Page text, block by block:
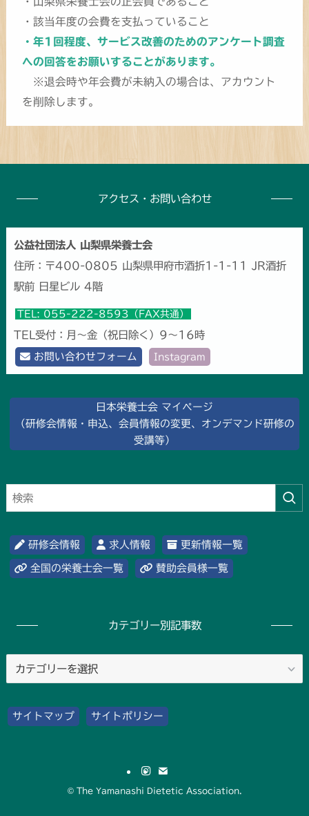
・該当年度の会費を支払っていること
・年1回程度、サービス改善のためのアンケート調査
への回答をお願いすることがあります。
※退会時や年会費が未納入の場合は、アカウント
を削除します。
アクセス・お問い合わせ
公益社団法人 山梨県栄養士会
住所：〒400-0805 山梨県甲府市酒折1-1-11 JR酒折
駅前 日星ビル 4階
TEL: 055-222-8593（FAX共通）
TEL受付：月～金（祝日除く）9～16時
お問い合わせフォーム Instagram
日本栄養士会 マイページ
（研修会情報・申込、会員情報の変更、オンデマンド研修の
受講等）
研修会情報 求人情報 更新情報一覧
全国の栄養士会一覧 賛助会員様一覧
カテゴリー別記事数
テ
ゴ
リ
サイトマップ サイトポリシー
©The Yamanashi Dietetic Association.